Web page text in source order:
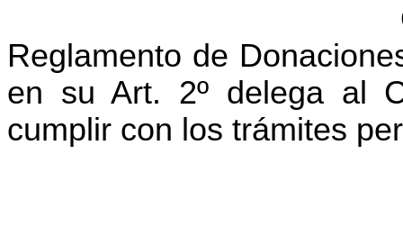
Reglamento de
en su Art. 2º delega al
cumplir con los trámites